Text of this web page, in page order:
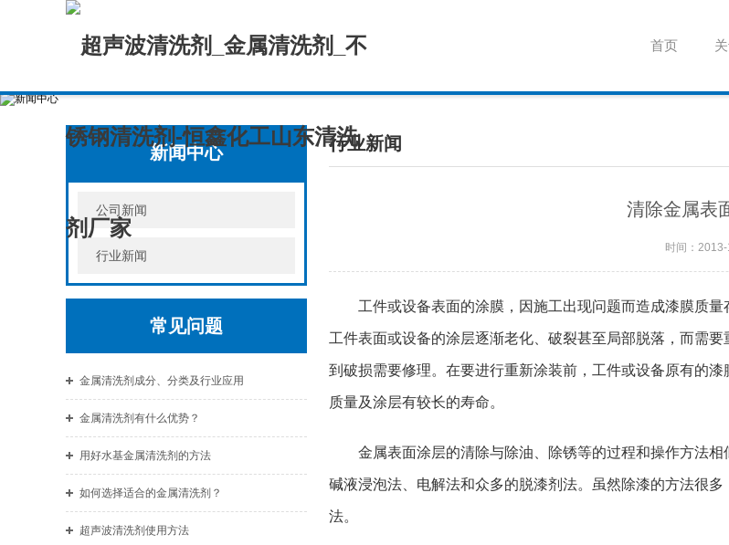
首页
新闻中心
公司新闻
行业新闻
常见问题
金属清洗剂成分、分类及行业应用
金属清洗剂有什么优势？
用好水基金属清洗剂的方法
如何选择适合的金属清洗剂？
超声波清洗剂使用方法
行业新闻
清除金属表
时间：
工件或设备表面的涂膜，因施工出现问题而造成漆膜质
工件表面或设备的涂层逐渐老化、破裂甚至局部脱落，而需
到破损需要修理。在要进行重新涂装前，工件或设备原有的
质量及涂层有较长的寿命。
金属表面涂层的清除与除油、除锈等的过程和操作方法
碱液浸泡法、电解法和众多的脱漆剂法。虽然除漆的方法很
法。